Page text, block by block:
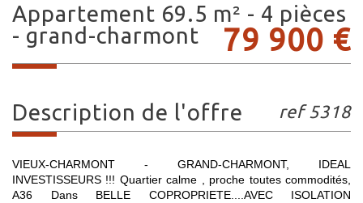
appartement 69.5 m² - 4 pièces
- grand-charmont
79 900 €
description de l'offre ref 5318
VIEUX-CHARMONT - GRAND-CHARMONT, IDEAL
INVESTISSEURS !!! Quartier calme , proche toutes commodités,
A36 Dans BELLE COPROPRIETE....AVEC ISOLATION